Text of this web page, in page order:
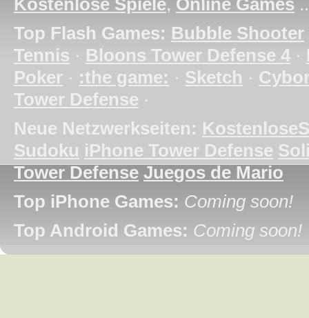
Kostenlose Spiele, Online Games
Top Flash Games: Bubble Shooter
Tennis · Bloons Tower Defense 4 ·
Poker · :the game: · Sketch ·
Tower Defense ·
Neue Netzwerkseiten:
Sudoku iPhone Tower Defense
Tower Defense Juegos de Mario
Top iPhone Games: Coming soon!
Top Android Games: Coming soon!